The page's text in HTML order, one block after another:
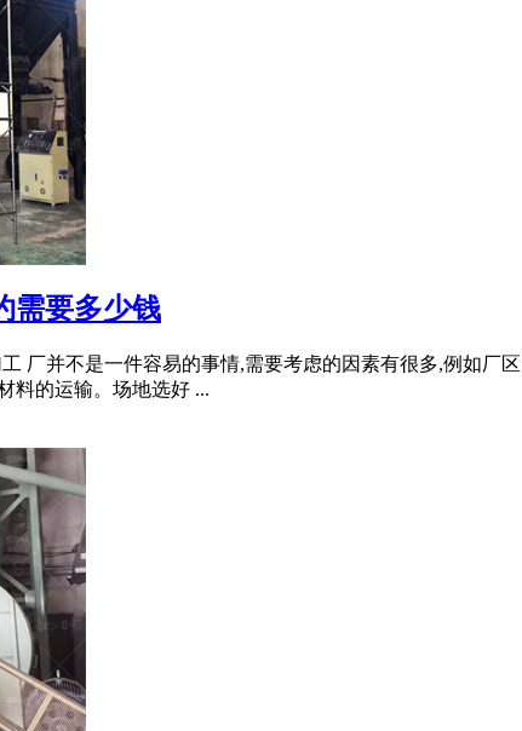
需要多少钱
厂并不是一件容易的事情,需要考虑的因素有很多,例如
料的运输。场地选好 ...